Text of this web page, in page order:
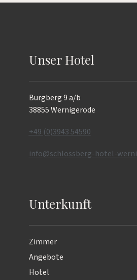
Unser Hotel
Burgberg 9 a/b
38855 Wernigerode
+49 (0)3943 54590
info@schlossberg-hotel-
Unterkunft
Zimmer
Angebote
Hotel